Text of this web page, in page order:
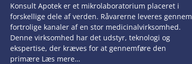
Konsult Apotek er et mikrolaboratorium placeret i
forskellige dele af verden. Råvarerne leveres gennem
fortrolige kanaler af en stor medicinalvirksomhed.
Denne virksomhed har det udstyr, teknologi og
ekspertise, der kræves for at gennemføre den
primære Læs mere…